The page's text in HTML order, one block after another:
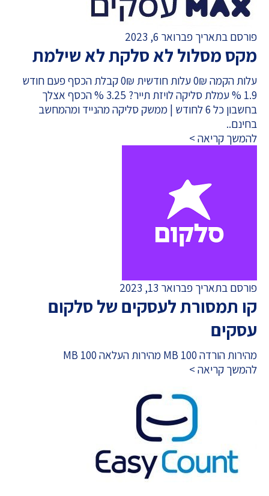
פורסם בתאריך פברואר 6, 2023
מקס מסלול לא סלקת לא שילמת
עלות הקמה 0₪ עלות חודשית 0₪ קבלת הכסף פעם חודש
1.9 % עמלת סליקה לויזת תייר? 3.25 % הכסף אצלך
בחשבון כל 6 לחודש | ממשק סליקה מהנייד ומהמחשב
בחינם..
להמשך קריאה >
פורסם בתאריך פברואר 13, 2023
קו תמסורת לעסקים של סלקום
עסקים
מהירות הורדה 100 MB מהירות העלאה 100 MB
להמשך קריאה >